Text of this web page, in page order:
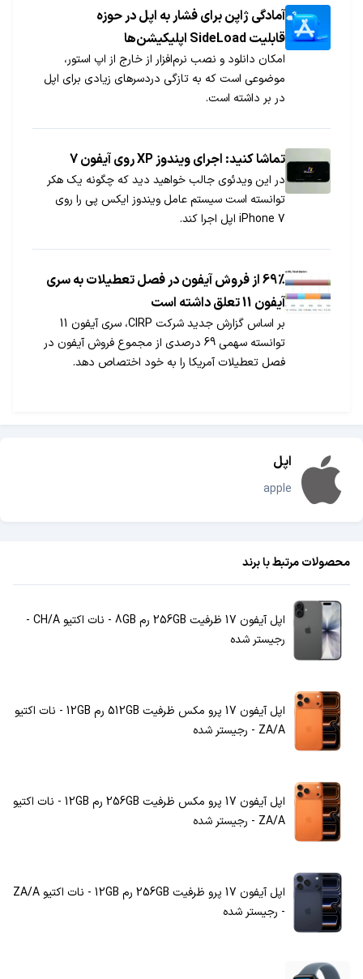
تشخیص عنبیه چشم می‌دهد!
آمادگی ژاپن برای فشار به اپل در حوزه
قابلیت SideLoad اپلیکیشن‌ها
امکان دانلود و نصب نرم‌افزار از خارج از اپ استور،
موضوعی است که به تازگی دردسرهای زیادی برای اپل
در بر داشته است.
تماشا کنید: اجرای ویندوز XP روی آیفون 7
در این ویدئوی جالب خواهید دید که چگونه یک هکر
توانسته است سیستم عامل ویندوز ایکس پی را روی
iPhone 7 اپل اجرا کند.
69% از فروش آیفون در فصل تعطیلات به سری
آیفون 11 تعلق داشته است
بر اساس گزارش جدید شرکت CIRP، سری آیفون 11
توانسته سهمی 69 درصدی از مجموع فروش آیفون در
فصل تعطیلات آمریکا را به خود اختصاص دهد.
اپل
apple
محصولات مرتبط با برند
اپل آیفون 17 ظرفیت 256GB رم 8GB - نات اکتیو CH/A -
رجیستر شده
اپل آیفون 17 پرو مکس ظرفیت 512GB رم 12GB - نات اکتیو
ZA/A - رجیستر شده
اپل آیفون 17 پرو مکس ظرفیت 256GB رم 12GB - نات اکتیو
ZA/A - رجیستر شده
اپل آیفون 17 پرو ظرفیت 256GB رم 12GB - نات اکتیو ZA/A
- رجیستر شده